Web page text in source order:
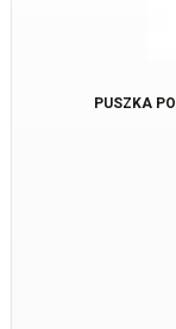
PUSZKA